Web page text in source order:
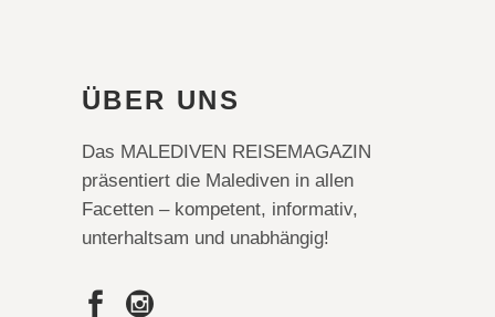
ÜBER UNS
Das MALEDIVEN REISEMAGAZIN
präsentiert die Malediven in allen
Facetten – kompetent, informativ,
unterhaltsam und unabhängig!